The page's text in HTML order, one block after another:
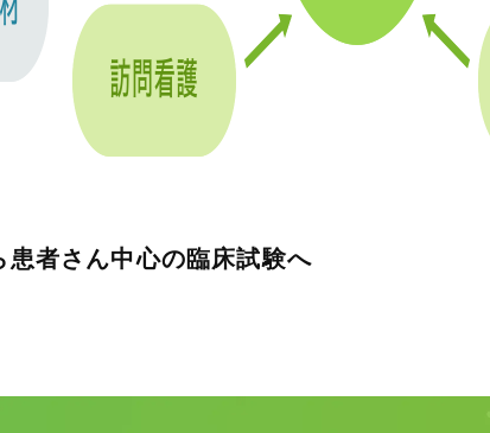
患者さん中心の臨床試験へ